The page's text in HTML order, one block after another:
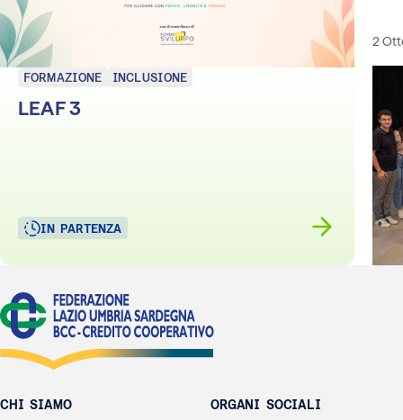
FORMAZIONE INCLUSIONE
LEAF 3
IN PARTENZA
2
CHI SIAMO ORGANI SOCIALI